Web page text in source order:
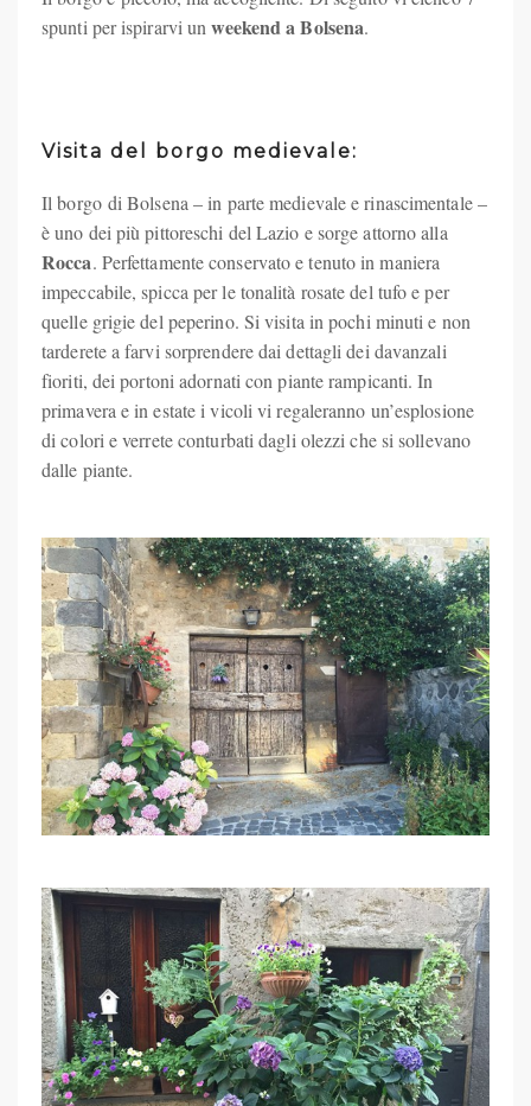
spunti per ispirarvi unweekend a Bolsena.
Visita del borgo medievale:
Il borgo di Bolsena – in parte medievale e rinascimentale –
è uno dei più pittoreschi del Lazio e sorge attorno alla
Rocca. Perfettamente conservato e tenuto in maniera
impeccabile, spicca per le tonalità rosate del tufo e per
quelle grigie del peperino. Si visita in pochi minuti e non
tarderete a farvi sorprendere dai dettagli dei davanzali
fioriti, dei portoni adornati con piante rampicanti. In
primavera e in estate i vicoli vi regaleranno un’esplosione
di colori e verrete conturbati dagli olezzi che si sollevano
dalle piante.